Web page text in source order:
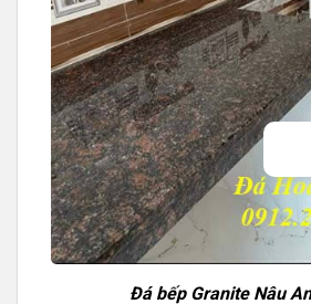
Đá bếp Granite Nâu